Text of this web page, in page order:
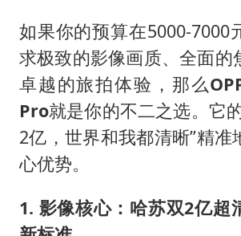
如果你的预算在5000-7000
求极致的影像画质、全面的
卓越的旅拍体验，那么
Pro就是你的不二之选。它
2亿，世界和我都清晰”精准
心优势。
1. 影像核心：哈苏双2亿超